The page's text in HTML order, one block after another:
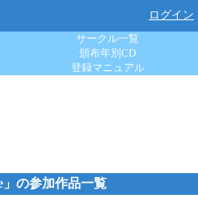
ログイン
サークル一覧
頒布年別CD
登録マニュアル
」の参加作品一覧